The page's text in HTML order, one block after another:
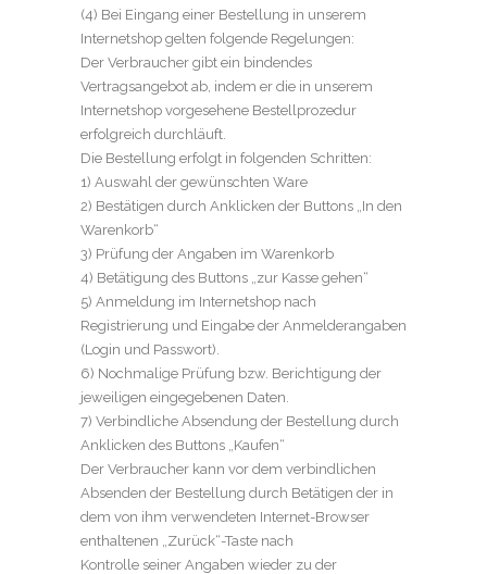
(4) Bei Eingang einer Bestellung in unserem
Internetshop gelten folgende Regelungen:
Der Verbraucher gibt ein bindendes
Vertragsangebot ab, indem er die in unserem
Internetshop vorgesehene Bestellprozedur
erfolgreich durchläuft.
Die Bestellung erfolgt in folgenden Schritten:
1) Auswahl der gewünschten Ware
2) Bestätigen durch Anklicken der Buttons „In den
Warenkorb“
3) Prüfung der Angaben im Warenkorb
4) Betätigung des Buttons „zur Kasse gehen“
5) Anmeldung im Internetshop nach
Registrierung und Eingabe der Anmelderangaben
(Login und Passwort).
6) Nochmalige Prüfung bzw. Berichtigung der
jeweiligen eingegebenen Daten.
7) Verbindliche Absendung der Bestellung durch
Anklicken des Buttons „Kaufen“
Der Verbraucher kann vor dem verbindlichen
Absenden der Bestellung durch Betätigen der in
dem von ihm verwendeten Internet-Browser
enthaltenen „Zurück“-Taste nach
Kontrolle seiner Angaben wieder zu der